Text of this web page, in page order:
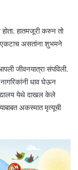
हातमजूरी करुन तो
एकटाच असतांना शुभमने
जीवनयात्रा संपविली.
धाव घेऊन
येथे दाखल केले
अकस्मात मृत्यूची